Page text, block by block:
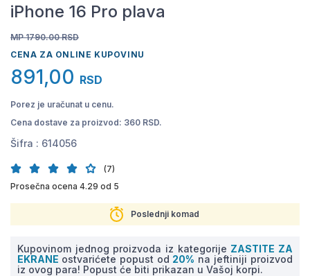
iPhone 16 Pro plava
MP 1790.00 RSD
CENA ZA ONLINE KUPOVINU
891,00 RSD
Porez je uračunat u cenu.
Cena dostave za proizvod: 360 RSD.
Šifra : 614056
(7)
Prosečna ocena 4.29 od 5
Poslednji komad
Kupovinom jednog proizvoda iz kategorije ZASTITE ZA
EKRANE ostvarićete popust od 20% na jeftiniji proizvod
iz ovog para! Popust će biti prikazan u Vašoj korpi.